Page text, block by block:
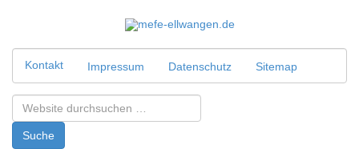
Kontakt Impressum Datenschutz Sitemap
Suchbox
Suche